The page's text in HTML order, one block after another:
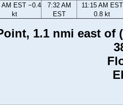
AM EST −0.4
kt
7:32 AM
EST
11:15 AM EST
0.8 kt
1.1 nmi east of